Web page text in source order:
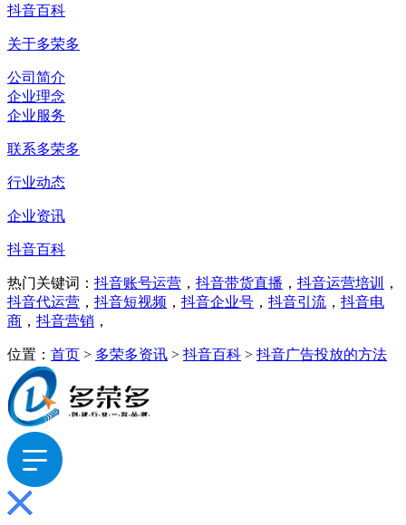
抖音百科
关于多荣多
公司简介
企业理念
企业服务
联系多荣多
行业动态
企业资讯
抖音百科
热门关键词： 抖音账号运营 ， 抖音带货直播 ， 抖音运营培训
，
抖音代运营 ， 抖音短视频 ， 抖音企业号 ， 抖音引流 ， 抖音电
商 ， 抖音营销 ，
位置： 首页 > 多荣多资讯 > 抖音百科 > 抖音广告投放的方法